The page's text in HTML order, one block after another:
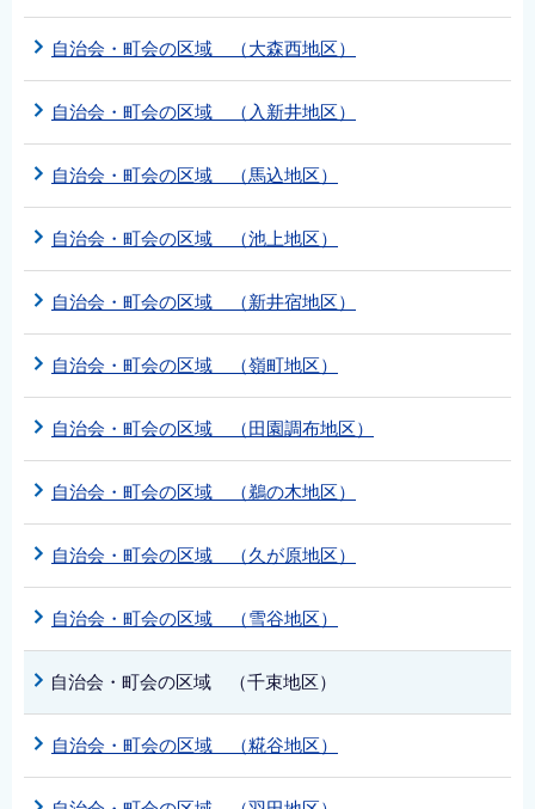
自治会・町会の区域 （大森西地区）
自治会・町会の区域 （入新井地区）
自治会・町会の区域 （馬込地区）
自治会・町会の区域 （池上地区）
自治会・町会の区域 （新井宿地区）
自治会・町会の区域 （嶺町地区）
自治会・町会の区域 （田園調布地区）
自治会・町会の区域 （鵜の木地区）
自治会・町会の区域 （久が原地区）
自治会・町会の区域 （雪谷地区）
自治会・町会の区域 （千束地区）
自治会・町会の区域 （糀谷地区）